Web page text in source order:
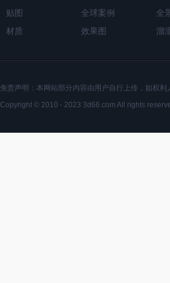
贴图
材质
全球案例
效果图
全
溜
免责声明：本网站部分内容由用户自行上传，如权
Copyright © 2010 - 2023 3d66.com All rights